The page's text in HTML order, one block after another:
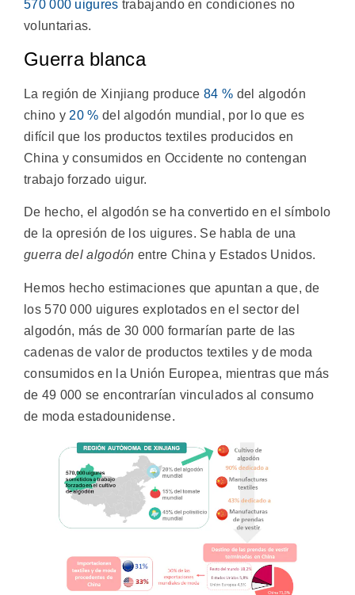
570 000 uigures trabajando en condiciones no
voluntarias.
Guerra blanca
La región de Xinjiang produce84 % del algodón
chino y 20 % del algodón mundial, por lo que es
difícil que los productos textiles producidos en
China y consumidos en Occidente no contengan
trabajo forzado uigur.
De hecho, el algodón se ha convertido en el símbolo
de la opresión de los uigures. Se habla de una
guerra del algodón entre China y Estados Unidos.
Hemos hecho estimaciones que apuntan a que, de
los 570 000 uigures explotados en el sector del
algodón, más de 30 000 formarían parte de las
cadenas de valor de productos textiles y de moda
consumidos en la Unión Europea, mientras que más
de 49 000 se encontrarían vinculados al consumo
de moda estadounidense.